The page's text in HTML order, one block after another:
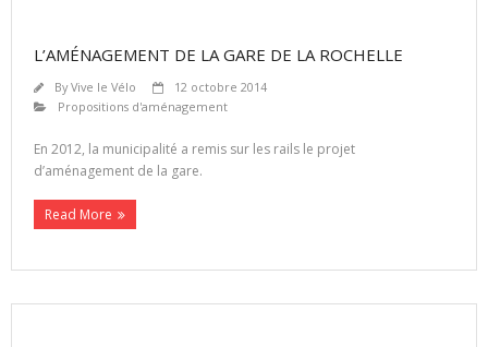
L’AMÉNAGEMENT DE LA GARE DE LA ROCHELLE
ByVive le Vélo
12 octobre 2014
Propositions d'aménagement
En 2012, la municipalité a remis sur les rails le projet
d’aménagement de la gare.
Read More